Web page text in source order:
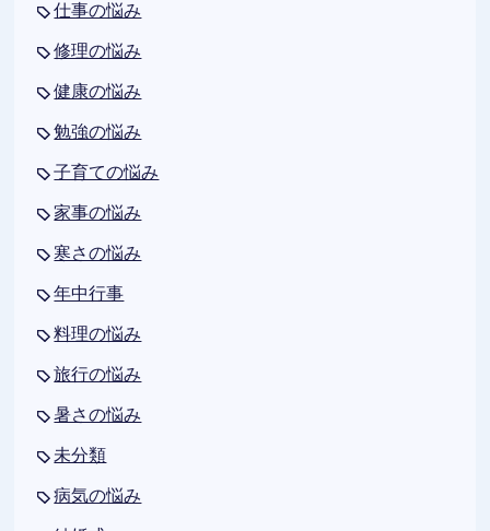
仕事の悩み
修理の悩み
健康の悩み
勉強の悩み
子育ての悩み
家事の悩み
寒さの悩み
年中行事
料理の悩み
旅行の悩み
暑さの悩み
未分類
病気の悩み